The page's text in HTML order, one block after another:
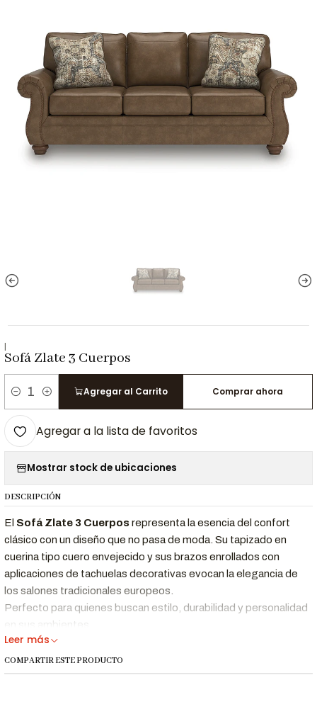
|
Sofá Zlate 3 Cuerpos
Cantidad
Agregar al Carrito Comprar ahora
Agregar a la lista de favoritos
Mostrar stock de ubicaciones
DESCRIPCIÓN
El Sofá Zlate 3 Cuerpos representa la esencia del confort
clásico con un diseño que no pasa de moda. Su tapizado en
cuerina tipo cuero envejecido y sus brazos enrollados con
aplicaciones de tachuelas decorativas evocan la elegancia de
los salones tradicionales europeos.
Perfecto para quienes buscan estilo, durabilidad y personalidad
en sus ambientes.
sólida, este sofá se convierte en el protagonista de cualquier
Leer más
COMPARTIR ESTE PRODUCTO